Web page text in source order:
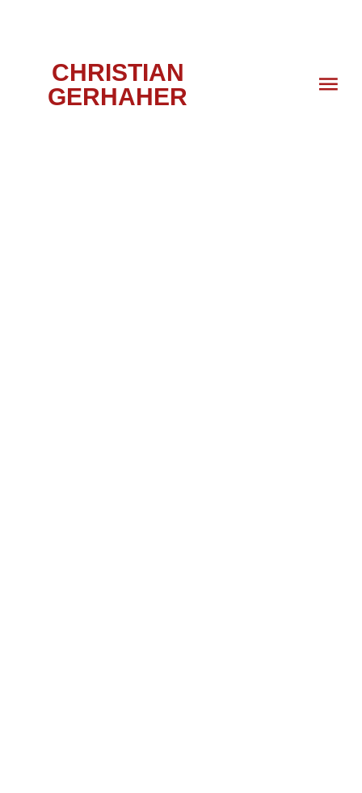
CHRISTIAN
GERHAHER